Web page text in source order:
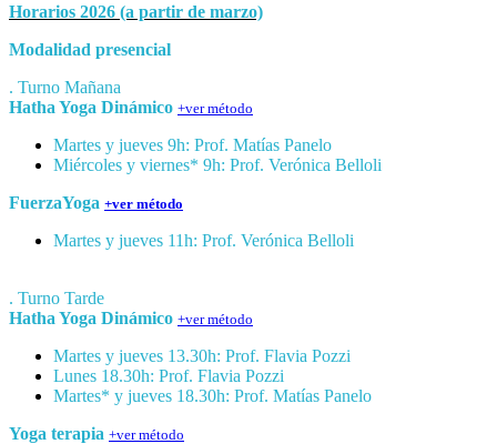
Horarios 2026 (a partir de marzo)
Modalidad presencial
. Turno Mañana
Hatha Yoga Dinámico +ver método
Martes y jueves 9h: Prof. Matías Panelo
Miércoles y viernes* 9h: Prof. Verónica Belloli
FuerzaYoga +ver método
Martes y jueves 11h: Prof. Verónica Belloli
. Turno Tarde
Hatha Yoga Dinámico +ver método
Martes y jueves 13.30h: Prof. Flavia Pozzi
Lunes 18.30h: Prof. Flavia Pozzi
Martes* y jueves 18.30h: Prof. Matías Panelo
Yoga terapia +ver método